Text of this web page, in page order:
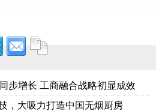
步增长 工商融合战略初显成效
，大吸力打造中国无烟厨房